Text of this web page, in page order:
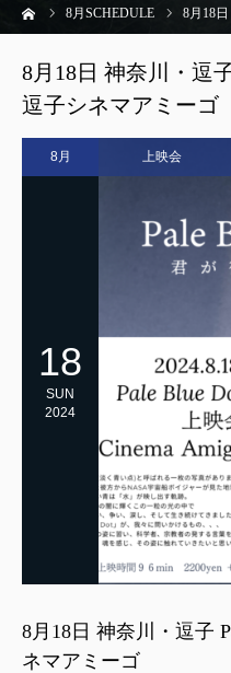
8月SCHEDULE 8月18日
8月18日 神奈川・逗
逗子シネマアミーゴ
8月
18
SUN
2024
上映会
8月18日 神奈川・逗子
ネマアミーゴ